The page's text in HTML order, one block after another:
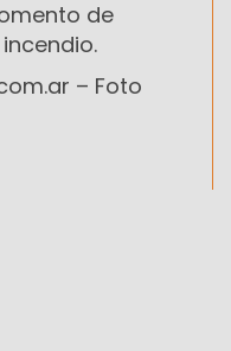
de
– Foto